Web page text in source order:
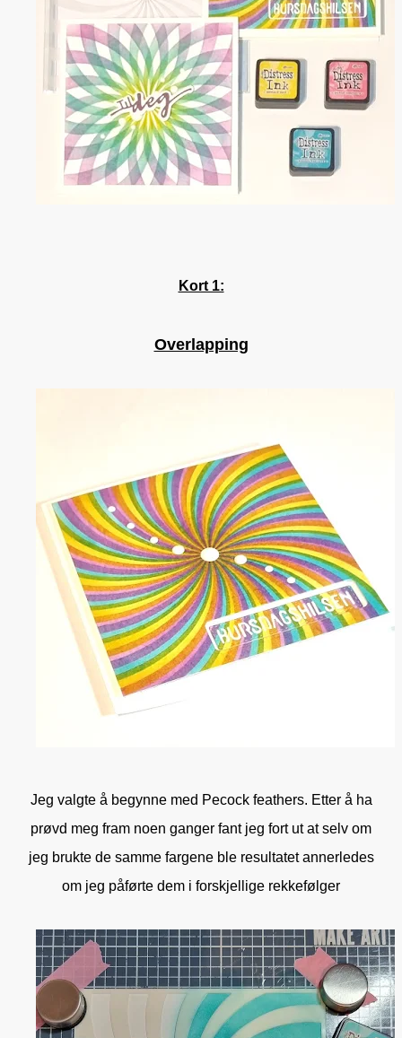
Kort 1:
Overlapping
Jeg valgte å begynne med Pecock feathers. Etter å ha
prøvd meg fram noen ganger fant jeg fort ut at selv om
jeg brukte de samme fargene ble resultatet annerledes
om jeg påførte dem i forskjellige rekkefølger